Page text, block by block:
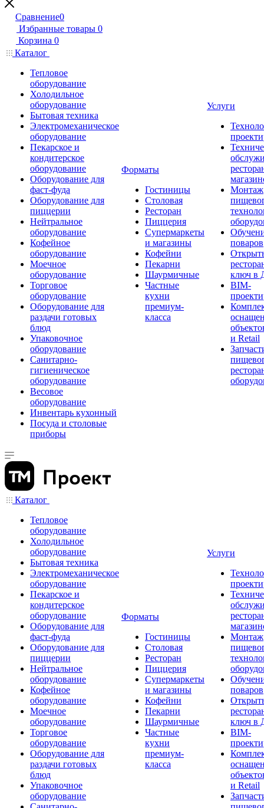
Сравнение0
Избранные товары 0
Корзина 0
Каталог
Тепловое
оборудование
Холодильное
оборудование
Бытовая техника
Электромеханическое
оборудование
Пекарское и
кондитерское
оборудование
Оборудование для
фаст-фуда
Оборудование для
пиццерии
Нейтральное
оборудование
Кофейное
оборудование
Моечное
оборудование
Торговое
оборудование
Оборудование для
раздачи готовых
блюд
Упаковочное
оборудование
Санитарно-
гигиеническое
оборудование
Весовое
оборудование
Инвентарь кухонный
Посуда и столовые
приборы
Форматы
Гостиницы
Столовая
Ресторан
Пиццерия
Супермаркеты
и магазины
Кофейни
Пекарни
Шаурмичные
Частные
кухни
премиум-
класса
Услуги
Монтаж
поваров
ключ в
BIM-
и Retail
Каталог
Тепловое
оборудование
Холодильное
оборудование
Бытовая техника
Электромеханическое
оборудование
Пекарское и
кондитерское
оборудование
Оборудование для
фаст-фуда
Оборудование для
пиццерии
Нейтральное
оборудование
Кофейное
оборудование
Моечное
оборудование
Торговое
оборудование
Оборудование для
раздачи готовых
блюд
Упаковочное
оборудование
Форматы
Гостиницы
Столовая
Ресторан
Пиццерия
Супермаркеты
и магазины
Кофейни
Пекарни
Шаурмичные
Частные
кухни
премиум-
класса
Услуги
Монтаж
поваров
ключ в
BIM-
и Retail